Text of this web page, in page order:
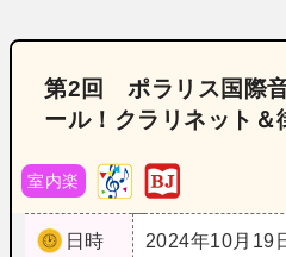
第2回 ポラリス国際
ール！クラリネット＆
室内楽
日時
2024年10月19